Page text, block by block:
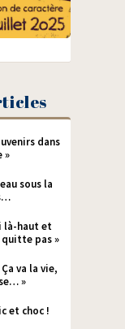
dans
»
sous la
là-haut et
pas »
va la vie,
»
et choc !